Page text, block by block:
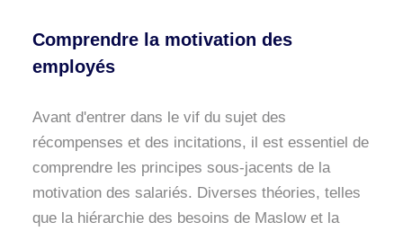
Comprendre la motivation des
employés
Avant d'entrer dans le vif du sujet des
récompenses et des incitations, il est essentiel de
comprendre les principes sous-jacents de la
motivation des salariés. Diverses théories, telles
que la hiérarchie des besoins de Maslow et la